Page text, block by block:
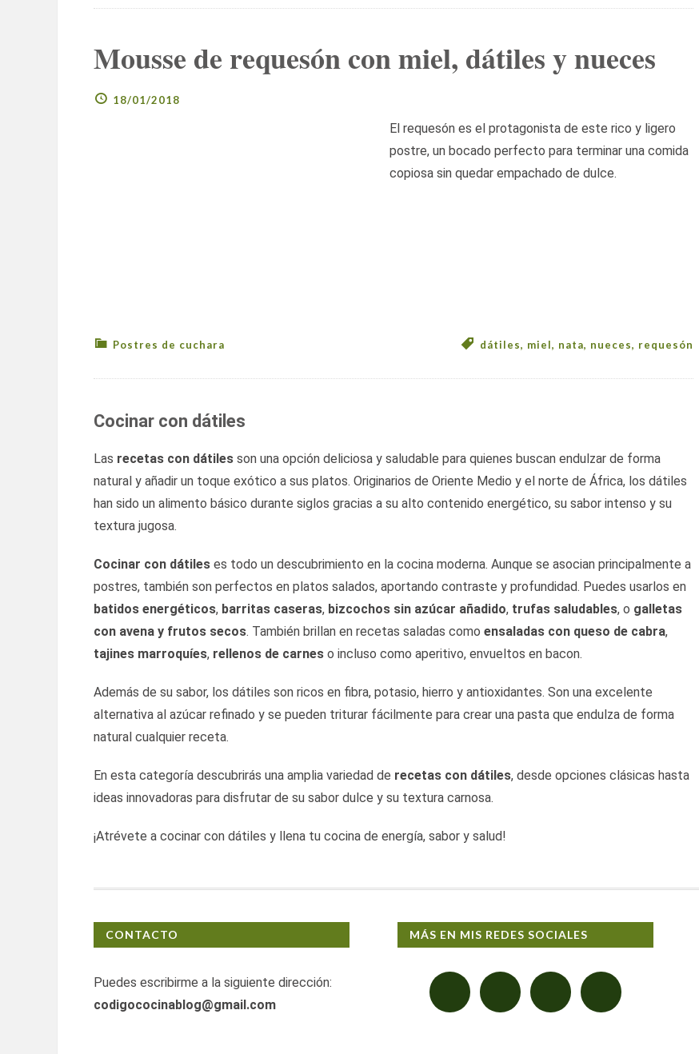
Mousse de requesón con miel, dátiles y nueces
18/01/2018
El requesón es el protagonista de este rico y ligero
postre, un bocado perfecto para terminar una comida
copiosa sin quedar empachado de dulce.
Postres de cuchara dátiles, miel, nata, nueces, requesón
Cocinar con dátiles
Las recetas con dátiles son una opción deliciosa y saludable para quienes buscan endulzar de forma
natural y añadir un toque exótico a sus platos. Originarios de Oriente Medio y el norte de África, los dátiles
han sido un alimento básico durante siglos gracias a su alto contenido energético, su sabor intenso y su
textura jugosa.
Cocinar con dátiles es todo un descubrimiento en la cocina moderna. Aunque se asocian principalmente a
postres, también son perfectos en platos salados, aportando contraste y profundidad. Puedes usarlos en
batidos energéticos, barritas caseras, bizcochos sin azúcar añadido, trufas saludables, o galletas
con avena y frutos secos. También brillan en recetas saladas como ensaladas con queso de cabra,
tajines marroquíes, rellenos de carnes o incluso como aperitivo, envueltos en bacon.
Además de su sabor, los dátiles son ricos en fibra, potasio, hierro y antioxidantes. Son una excelente
alternativa al azúcar refinado y se pueden triturar fácilmente para crear una pasta que endulza de forma
natural cualquier receta.
En esta categoría descubrirás una amplia variedad de recetas con dátiles, desde opciones clásicas hasta
ideas innovadoras para disfrutar de su sabor dulce y su textura carnosa.
¡Atrévete a cocinar con dátiles y llena tu cocina de energía, sabor y salud!
CONTACTO
Puedes escribirme a la siguiente dirección:
codigococinablog@gmail.com
MÁS EN MIS REDES SOCIALES